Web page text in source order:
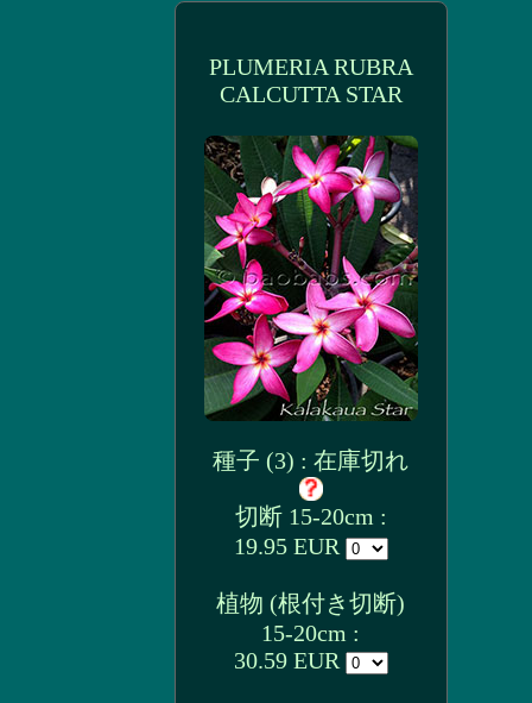
PLUMERIA RUBRA
CALCUTTA STAR
種子 (3) : 在庫切れ
切断 15-20cm :
19.95 EUR
植物 (根付き切断)
15-20cm :
30.59 EUR